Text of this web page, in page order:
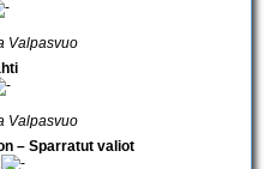
Valpasvuo
Valpasvuo
– Sparratut valiot